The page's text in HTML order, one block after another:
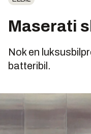
Maserati
Nok en
batteribil.